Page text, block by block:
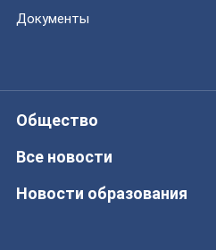
Документы
Общество
Все новости
Новости образования